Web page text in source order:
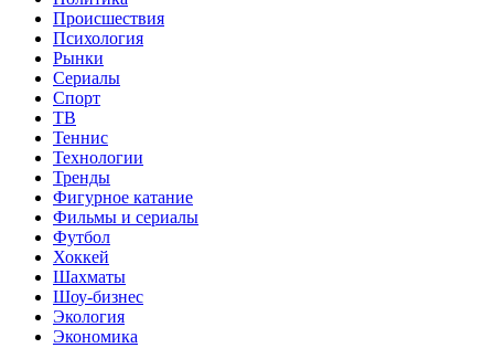
Происшествия
Психология
Рынки
Сериалы
Спорт
ТВ
Теннис
Технологии
Тренды
Фигурное катание
Фильмы и сериалы
Футбол
Хоккей
Шахматы
Шоу-бизнес
Экология
Экономика